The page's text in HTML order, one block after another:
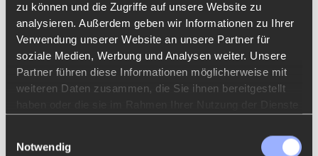
zu können und die Zugriffe auf unsere Website zu
analysieren. Außerdem geben wir Informationen zu Ihrer
Verwendung unserer Website an unsere Partner für
soziale Medien, Werbung und Analysen weiter. Unsere
Partner führen diese Informationen möglicherweise mit
weiteren Daten zusammen, die Sie ihnen bereitgestellt
Notwendig
Vorteile:
Sehr schneller Einstieg: Ideal, wenn eine
Website schnell online gehen soll.
Modernes Designgefühl: Framer eignet sich
Gut für Selbstmacher: Wer selbst bauen